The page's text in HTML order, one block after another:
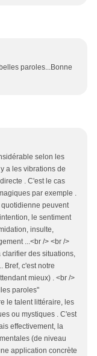
paroles...Bonne
selon les
a les vibrations de
. C'est le cas
par exemple .
peuvent
le sentiment
insulte,
...<br /> <br />
clarifier des situations,
Bref, c'est notre
mieux) . <br />
paroles"
le talent littéraire, les
ou mystiques . C'est
effectivement, la
(de niveau
application concrète